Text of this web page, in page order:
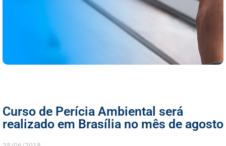
Curso de Perícia Ambiental será
realizado em Brasília no mês de agosto